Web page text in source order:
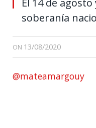
El 14 de
soberanía
ON 13/08/2020
@mateamargouy